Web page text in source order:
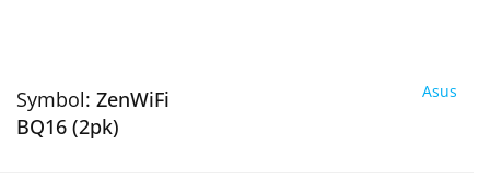
Symbol: ZenWiFi
BQ16 (2pk)
Asus